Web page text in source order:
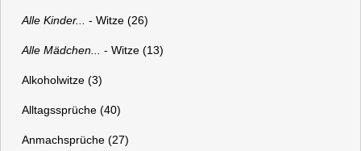
Alle Kinder... - Witze (26)
Alle Mädchen... - Witze (13)
Alkoholwitze (3)
Alltagssprüche (40)
Anmachsprüche (27)